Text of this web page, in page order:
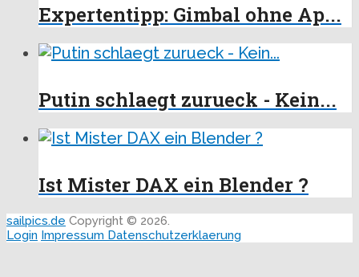
Expertentipp: Gimbal ohne Ap...
Putin schlaegt zurueck - Kein...
Ist Mister DAX ein Blender ?
sailpics.de Copyright © 2026.
Login Impressum Datenschutzerklaerung